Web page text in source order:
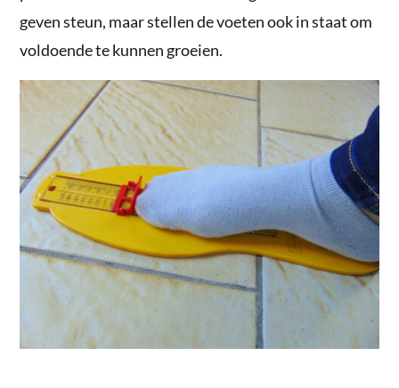
geven steun, maar stellen de voeten ook in staat om
voldoende te kunnen groeien.